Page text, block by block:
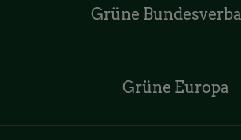
Grüne
Grüne Europa